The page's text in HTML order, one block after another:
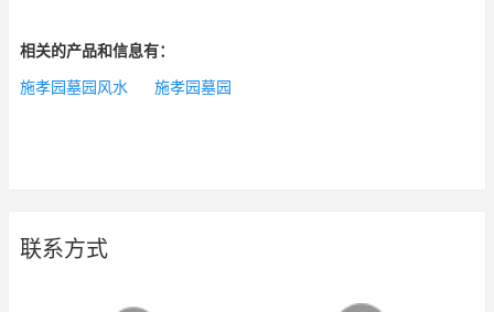
相关的产品和信息有：
施孝园墓园风水 施孝园墓园
联系方式